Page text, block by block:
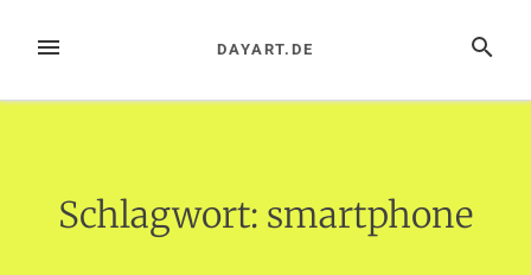
InhaltMENÜ SUCHE
DAYART.DE
Schlagwort: smartphone